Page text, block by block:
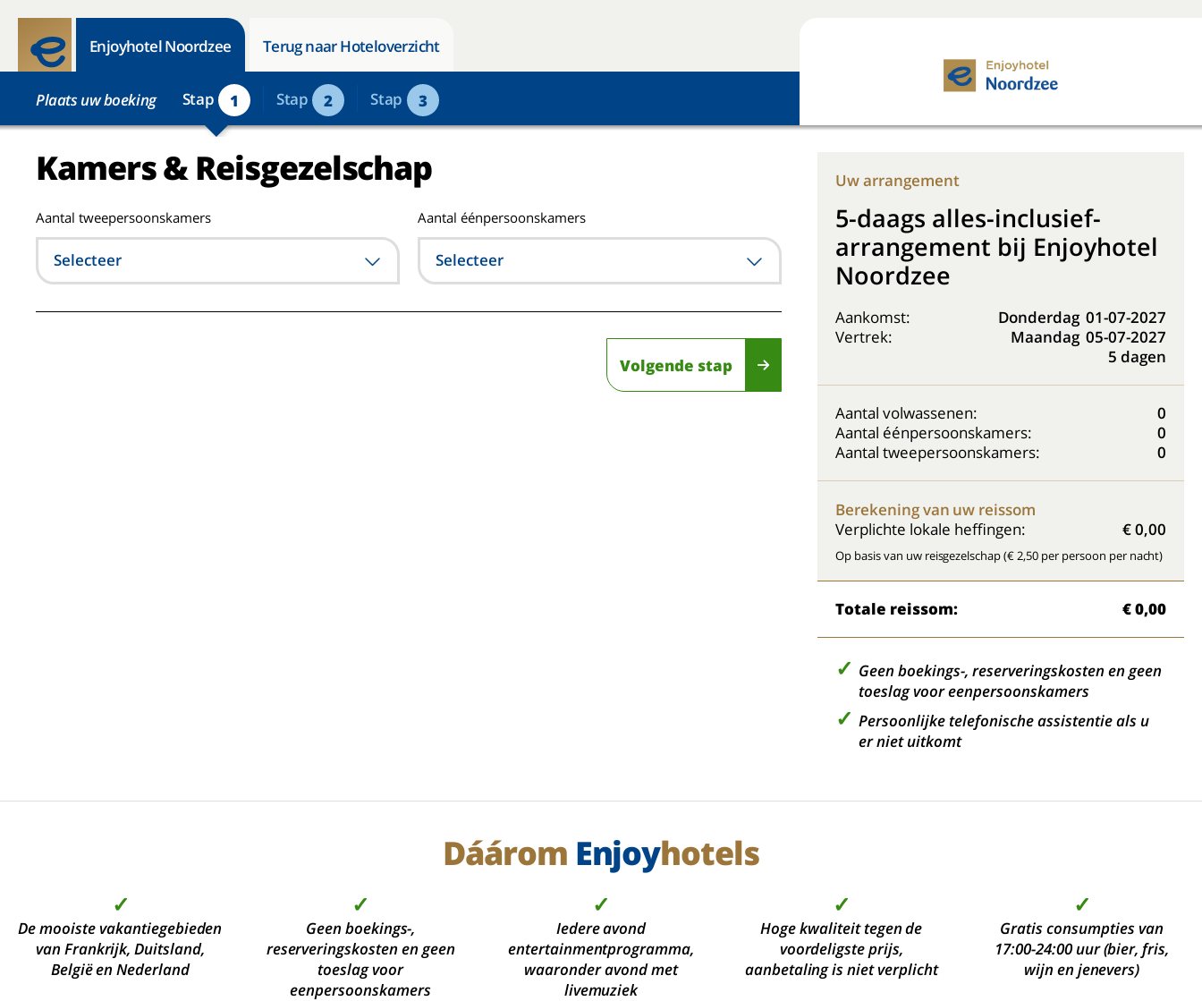
Enjoyhotel Noordzee Terug naar Hoteloverzicht
Plaats uw boeking Stap 1 Stap 2 Stap 3
Kamers & Reisgezelschap
Aantal tweepersoonskamers
Selecteer
Aantal éénpersoonskamers
Selecteer
Volgende stap
Uw arrangement
5-daags alles-inclusief-
arrangement bij Enjoyhotel
Noordzee
Aankomst: Donderdag 01-07-2027
Vertrek:
Maandag 05-07-2027
5 dagen
Aantal volwassenen:
0
Aantal éénpersoonskamers:
0
Aantal tweepersoonskamers:
0
Berekening van uw reissom
Verplichte lokale heffingen:
€ 0,00
Op basis van uw reisgezelschap (€ 2,50 per persoon per nacht)
Totale reissom: € 0,00
Geen boekings-, reserveringskosten en geen
toeslag voor eenpersoonskamers
Persoonlijke telefonische assistentie als u
er niet uitkomt
Dáárom Enjoyhotels
✓
De mooiste vakantiegebieden
van Frankrijk, Duitsland,
België en Nederland
✓
Geen boekings-,
reserveringskosten en geen
toeslag voor
eenpersoonskamers
✓
Iedere avond
entertainmentprogramma,
waaronder avond met
livemuziek
✓
Hoge kwaliteit tegen de
voordeligste prijs,
aanbetaling is niet verplicht
✓
Gratis consumpties van
17:00-24:00 uur (bier, fris,
wijn en jenevers)